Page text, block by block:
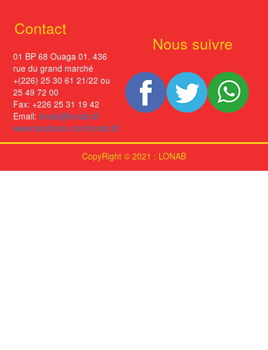
Contact
01 BP 68 Ouaga 01. 436
rue du grand marché
+(226) 25 30 61 21/22 ou
25 49 72 00
Fax: +226 25 31 19 42
Email: lonab@lonab.bf
www.facebook.com/lonab.bf
Nous suivre
CopyRight © 2021 : LONAB